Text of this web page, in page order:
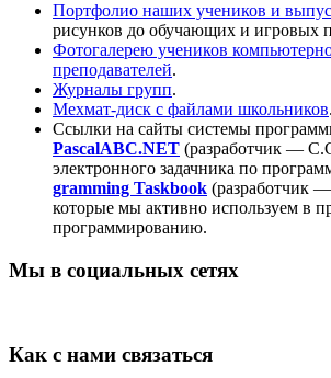
Портфолио наших учеников и
рисунков до обучающих и игровых
Фотогалерею учеников
преподавателей.
Журналы групп.
Мехмат-диск с файлами школьников.
Ссылки на сайты системы
PascalABC.NET (разработчик —
электронного задачника по
gram­ming Task­book (разработчик
которые мы активно используем в
программированию.
Мы в социальных сетях
Как с нами связаться